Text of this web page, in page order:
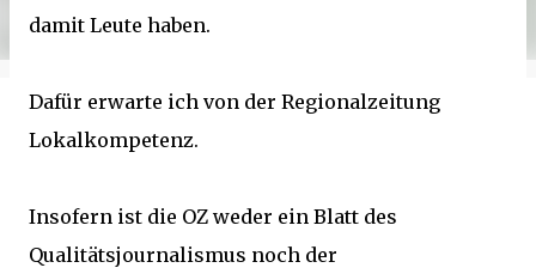
damit Leute haben.
Dafür erwarte ich von der Regionalzeitung
Lokalkompetenz.
Insofern ist die OZ weder ein Blatt des
Qualitätsjournalismus noch der